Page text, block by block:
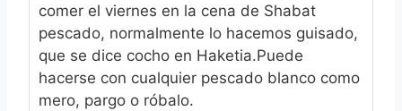
comer el viernes en la cena de Shabat
pescado, normalmente lo hacemos guisado,
que se dice cocho en Haketia.Puede
hacerse con cualquier pescado blanco como
mero, pargo o róbalo.